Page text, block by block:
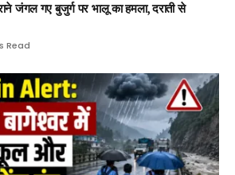
जंगल गए बुजुर्ग पर भालू का हमला, दराती से
Read